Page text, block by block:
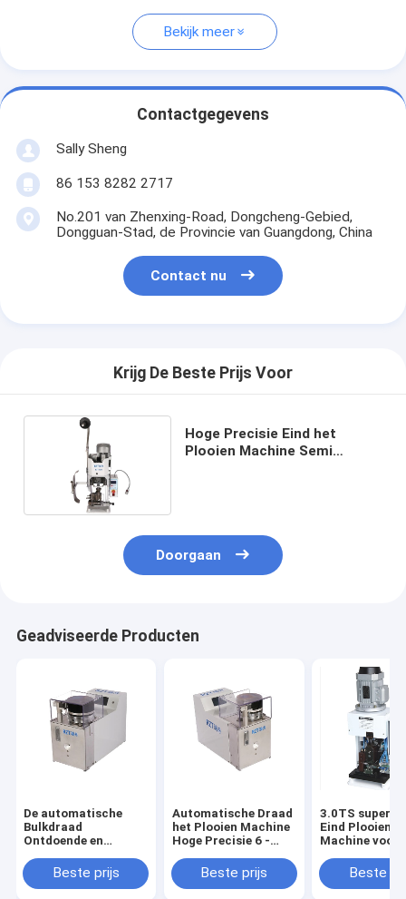
Bekijk meer
Contactgegevens
Sally Sheng
86 153 8282 2717
No.201 van Zhenxing-Road, Dongcheng-Gebied,
Dongguan-Stad, de Provincie van Guangdong, China
Contact nu
Krijg De Beste Prijs Voor
Hoge Precisie Eind het
Plooien Machine Semi
Doorgaan
Geadviseerde Producten
De automatische
Bulkdraad
Ontdoende en
550 van de Buis pre-
Isolatie * van 350 *
Beste prijs
Automatische Draad
het Plooien Machine
Hoge Precisie 6 -
Beste prijs
3.0TS super
Eind Plooiende
Machine voor
Beste